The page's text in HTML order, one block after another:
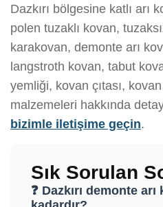
Dazkırı bölgesine katlı arı
polen tuzaklı kovan,
karakovan, demonte arı
langstroth kovan, tabut
yemliği, kovan çıtası, kovan
malzemeleri hakkında
bizimle iletişime geçin.
Sık Sorulan
❓ Dazkırı demonte